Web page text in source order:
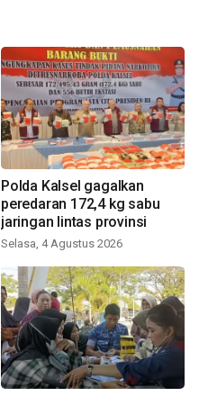
Polda Kalsel gagalkan
peredaran 172,4 kg sabu
jaringan lintas provinsi
Selasa, 4 Agustus 2026